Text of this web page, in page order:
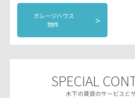
ガレージハウス
物件
>
SPECIAL
木下の賃貸のサービスと